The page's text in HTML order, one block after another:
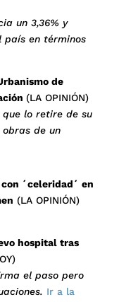
un 3,36% y
país en términos
de
(LA OPINIÓN)
que lo retire de su
de un
´celeridad´ en
(LA OPINIÓN)
hospital tras
el paso pero
Ir a la